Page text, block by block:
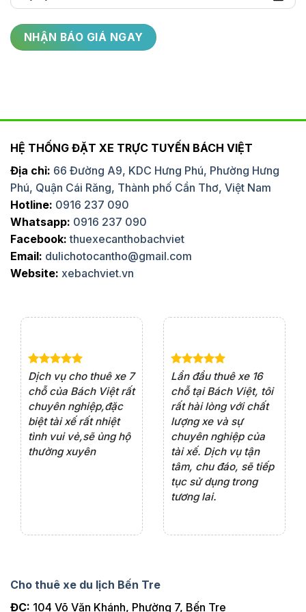
HỆ THỐNG ĐẶT XE TRỰC TUYẾN BÁCH VIỆT
Địa chỉ: 66 Đường A9, KDC Hưng Phú, Phường Hưng
Phú, Quận Cái Răng, Thành phố Cần Thơ, Việt Nam
Hotline: 0916 237 090
Whatsapp: 0916 237 090
Facebook: thuexecanthobachviet
Email: dulichotocantho@gmail.com
Website: xebachviet.vn
Dịch vụ cho thuê xe 7
chỗ của Bách Việt rất
chuyên nghiệp,đặc
biệt tài xế rất nhiệt
tình vui vẻ,sẽ ủng hộ
thường xuyên
Lần đầu thuê xe 16
chỗ tại Bách Việt, tôi
rất hài lòng với chất
lượng xe và sự
chuyên nghiệp của
tài xế. Dịch vụ tận
tâm, chu đáo, sẽ tiếp
tục sử dụng trong
tương lai.
Cho thuê xe du lịch Bến Tre
ĐC: 104 Võ Văn Khánh, Phường 7, Bến Tre